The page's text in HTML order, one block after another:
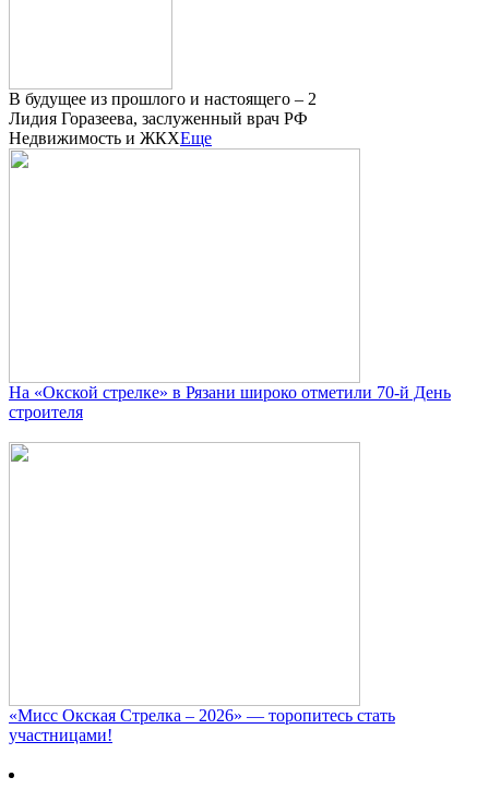
В будущее из прошлого и настоящего – 2
Лидия Горазеева, заслуженный врач РФ
Недвижимость и ЖКХЕще
На «Окской стрелке» в Рязани широко отметили 70-й День
строителя
«Мисс Окская Стрелка – 2026» — торопитесь стать
участницами!